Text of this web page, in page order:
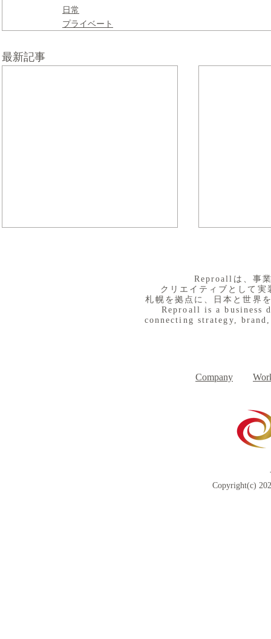
日常
プライベート
最新記事
​Reproallは、事
クリエイティブとして
札幌を拠点に、日本と世界
Reproall is a business
connecting strategy,
Company
Copyright(c)